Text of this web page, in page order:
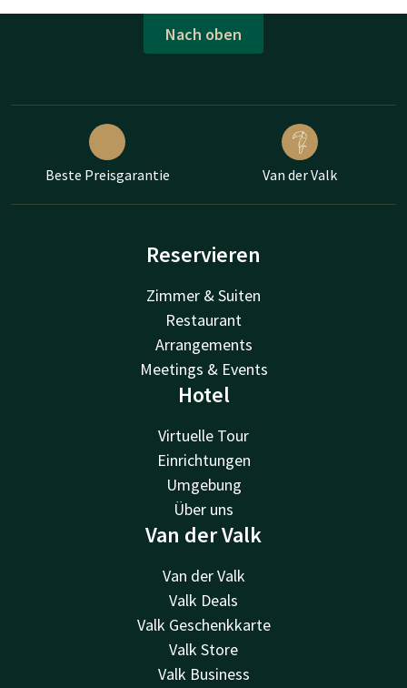
Nach oben
Beste Preisgarantie Van der Valk
Reservieren
Zimmer & Suiten
Restaurant
Arrangements
Meetings & Events
Hotel
Virtuelle Tour
Einrichtungen
Umgebung
Über uns
Van der Valk
Van der Valk
Valk Deals
Valk Geschenkkarte
Valk Store
Valk Business